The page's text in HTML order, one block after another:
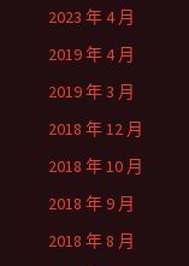
2023 年 4 月
2019 年 4 月
2019 年 3 月
2018 年 12 月
2018 年 10 月
2018 年 9 月
2018 年 8 月